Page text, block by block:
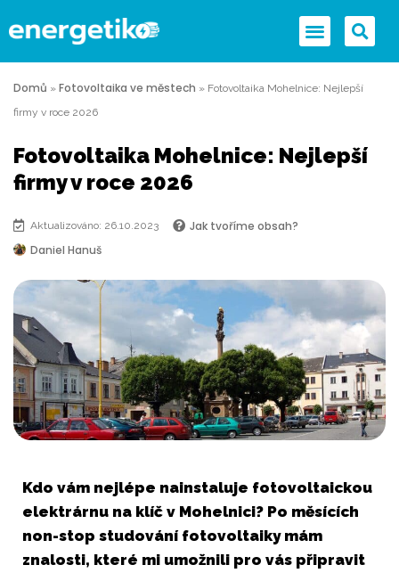
Domů » Fotovoltaika ve městech » Fotovoltaika Mohelnice: Nejlepší
firmy v roce 2026
Fotovoltaika Mohelnice: Nejlepší
firmy v roce 2026
Aktualizováno: 26.10.2023
Jak tvoříme obsah?
Daniel Hanuš
Kdo vám nejlépe nainstaluje fotovoltaickou
elektrárnu na klíč v Mohelnici? Po měsících
non-stop studování fotovoltaiky mám
znalosti, které mi umožnili pro vás připravit